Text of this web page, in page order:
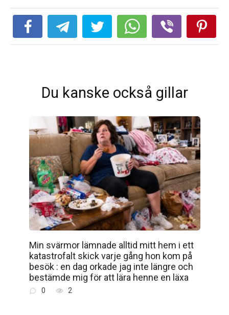
Du kanske också gillar
Min svärmor lämnade alltid mitt hem i ett
katastrofalt skick varje gång hon kom på
besök : en dag orkade jag inte längre och
bestämde mig för att lära henne en läxa
0 2